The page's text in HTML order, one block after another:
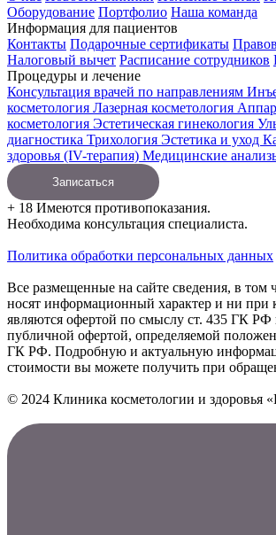
Оборудование Портфолио Наша команда
Информация для пациентов
Контакты Подарочные сертификаты
Налоговый вычет Расписание сотрудников
Процедуры и лечение
Консультация врачей по направлениям
косметология Лазерная косметология
косметология Эстетическая гинекология
диагностика Трихология Эстетика и уход
здоровья (IV-терапия) Медицинские
Записаться
+ 18 Имеются противопоказания.
Необходима консультация специалиста.
Политика обработки персональных данных
Все размещенные на сайте сведения, в том
носят информационный характер и ни при
являются офертой по смыслу ст. 435 ГК РФ
публичной офертой, определяемой
ГК РФ. Подробную и актуальную
стоимости вы можете получить при
© 2024 Клиника косметологии и здоровья